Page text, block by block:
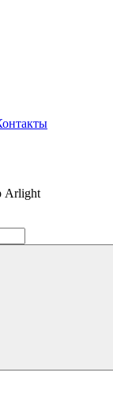
Arlight